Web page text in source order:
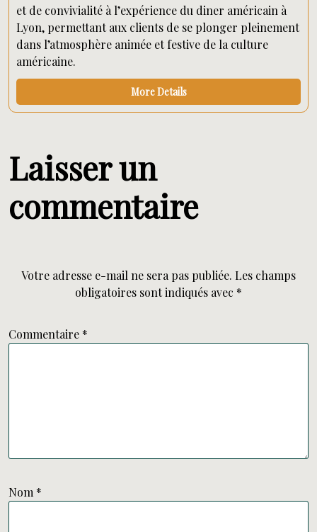
et de convivialité à l’expérience du diner américain à
Lyon, permettant aux clients de se plonger pleinement
dans l’atmosphère animée et festive de la culture
américaine.
More Details
Laisser un
commentaire
Votre adresse e-mail ne sera pas publiée. Les champs
obligatoires sont indiqués avec *
Commentaire *
Nom *